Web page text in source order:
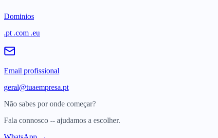
Dominios
.pt .com .eu
Email profissional
geral@tuaempresa.pt
Não sabes por onde começar?
Fala connosco -- ajudamos a escolher.